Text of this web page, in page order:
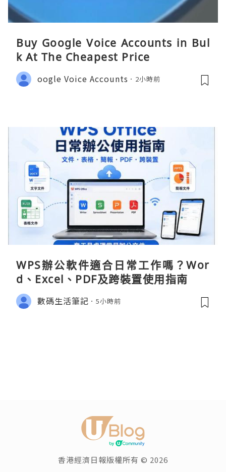
Buy Google Voice Accounts in Bul
k At The Cheapest Price
oogle Voice Accounts 2小時前
WPS辦公軟件適合日常工作嗎？Wor
d、Excel、PDF及跨裝置使用指南
數碼生活筆記 5小時前
香港經濟日報版權所有 © 2026